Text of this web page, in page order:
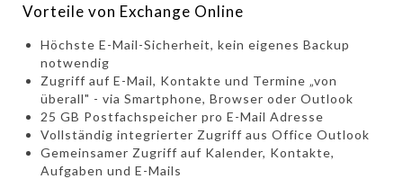
Vorteile von Exchange Online
Höchste E-Mail-Sicherheit, kein eigenes Backup
notwendig
Zugriff auf E-Mail, Kontakte und Termine „von
überall" - via Smartphone, Browser oder Outlook
25 GB Postfachspeicher pro E-Mail Adresse
Vollständig integrierter Zugriff aus Office Outlook
Gemeinsamer Zugriff auf Kalender, Kontakte,
Aufgaben und E-Mails